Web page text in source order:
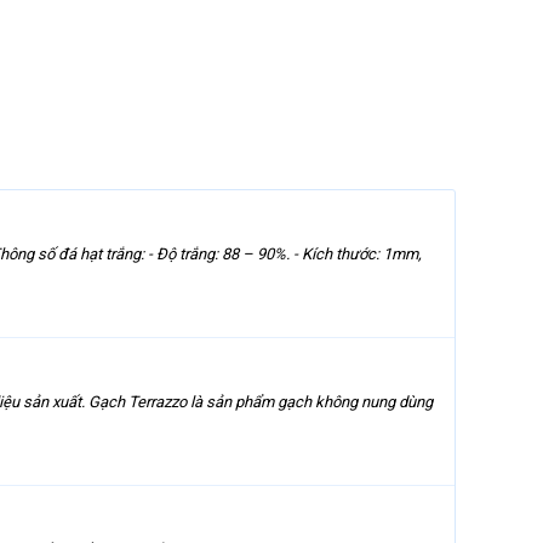
số đá hạt trắng: - Độ trắng: 88 – 90%. - Kích thước: 1mm,
sản xuất. Gạch Terrazzo là sản phẩm gạch không nung dùng